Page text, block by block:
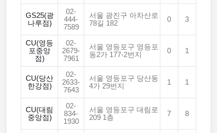
GS25(광
나루점)
02-
444-
7589
서울 광진구 아차산로
78길 182
0 3
CU(영등
포중앙
점)
02-
2679-
7961
서울 영등포구 영등포
동2가 177-2번지
0 1
CU(당산
한강점)
02-
2633-
7643
서울 영등포구 당산동
4가 29번지
1 1
CU(대림
중앙점)
02-
834-
1930
서울 영등포구 대림로
209 1층
7 8